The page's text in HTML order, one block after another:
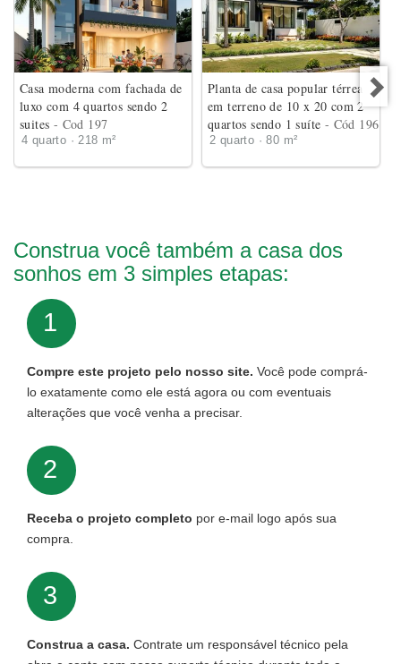
Casa moderna com fachada de
luxo com 4 quartos sendo 2
suites - Cod 197
4 quarto · 218 m²
Planta de casa popular térrea
em terreno de 10 x 20 com 2
quartos sendo 1 suíte - Cód 196
2 quarto · 80 m²
Construa você também a casa dos
sonhos em 3 simples etapas:
1
Compre este projeto pelo nosso site. Você pode comprá-
lo exatamente como ele está agora ou com eventuais
alterações que você venha a precisar.
2
Receba o projeto completo por e-mail logo após sua
compra.
3
Construa a casa. Contrate um responsável técnico pela